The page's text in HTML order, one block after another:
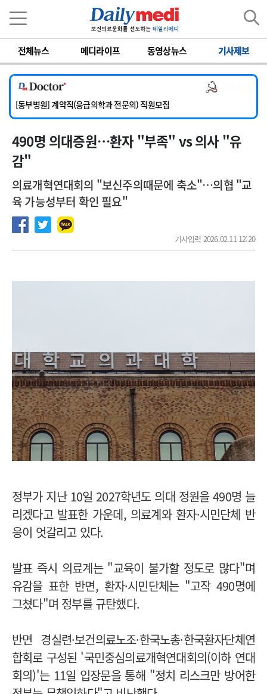
전체뉴스 메디라이프 동영상뉴스 기사제보
[서울아산병원] 2026년 하반기 인턴 모집
[영남대학교의료원] 마취통증의학과 임기제 임상의사 채용
[충남대학교병원] 소아청소년과(소아응급전담) 계약직 의사 공개채용
[동부병원] 계약직(응급의학과 전문의) 직원모집
[이대목동병원] 하반기 전공의(레지던트1년차) 모집
[영남대학교의료원] 마취통증의학과 임기제 임상의사 채용
490명 의대증원…환자 "부족" vs 의사 "유
감"
의료개혁연대회의 "보신주의때문에 축소"…의협 "교
육 가능성부터 확인 필요"
기사입력 2026.02.11 12:20
정부가 지난 10일 2027학년도 의대 정원을 490명 늘
리겠다고 발표한 가운데, 의료계와 환자·시민단체 반
응이 엇갈리고 있다.
발표 즉시 의료계는 "교육이 불가할 정도로 많다"며
유감을 표한 반면, 환자·시민단체는 "고작 490명에
그쳤다"며 정부를 규탄했다.
반면 경실련·보건의료노조·한국노총·한국환자단체연
합회로 구성된 '국민중심의료개혁연대회의(이하 연대
회의)'는 11일 입장문을 통해 "정치 리스크만 방어한